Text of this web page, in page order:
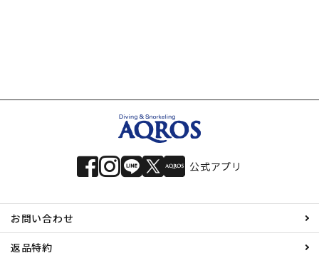
公式アプリ
お問い合わせ
返品特約